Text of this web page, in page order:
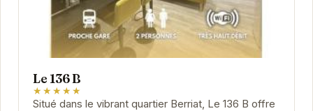
Le 136 B
★★★★★
Situé dans le vibrant quartier Berriat, Le 136 B offre